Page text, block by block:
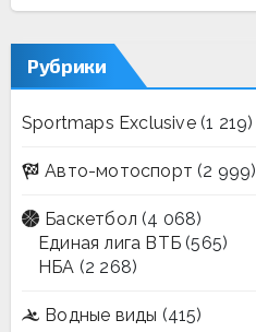
Рубрики
Sportmaps Exclusive(1 219)
Авто-мотоспорт (2 999)
Баскетбол (4 068)
Единая лига ВТБ (565)
НБА (2 268)
Водные виды (415)